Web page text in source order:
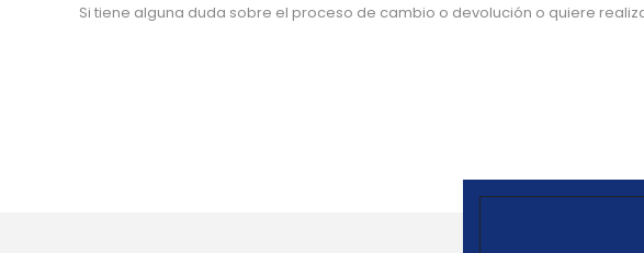
Si tiene alguna duda sobre el proceso de cambio o devolución o quiere